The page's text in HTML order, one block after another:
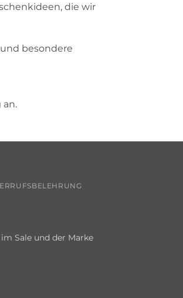
die wir
besondere
an.
Sale und der Marke